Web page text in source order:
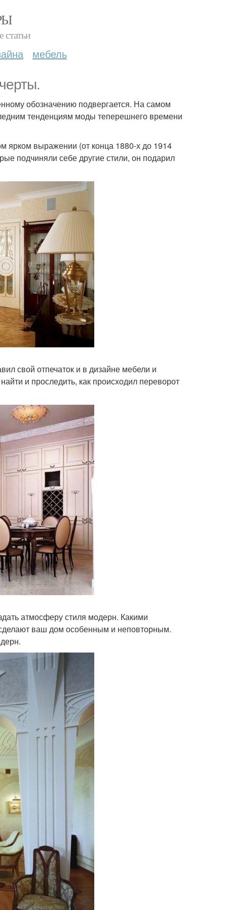
статьи
мебель
обозначению подвергается. На самом
тенденциям моды теперешнего времени
ярком выражении (от конца 1880-х до 1914
подчиняли себе другие стили, он подарил
свой отпечаток и в дизайне мебели и
и проследить, как происходил переворот
атмосферу стиля модерн. Какими
ваш дом особенным и неповторным.